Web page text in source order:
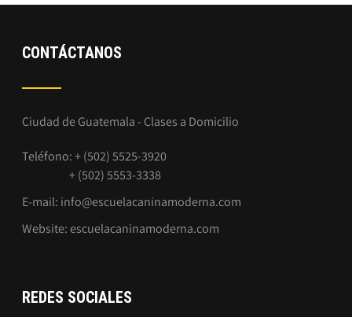
CONTÁCTANOS
Ciudad de Guatemala - Clases a Domicilio
Teléfono: + (502) 5525-3920
+ (502) 5553-3338
E-mail: info@escuelacaninamoderna.com
Website:escuelacaninamoderna.com
REDES SOCIALES